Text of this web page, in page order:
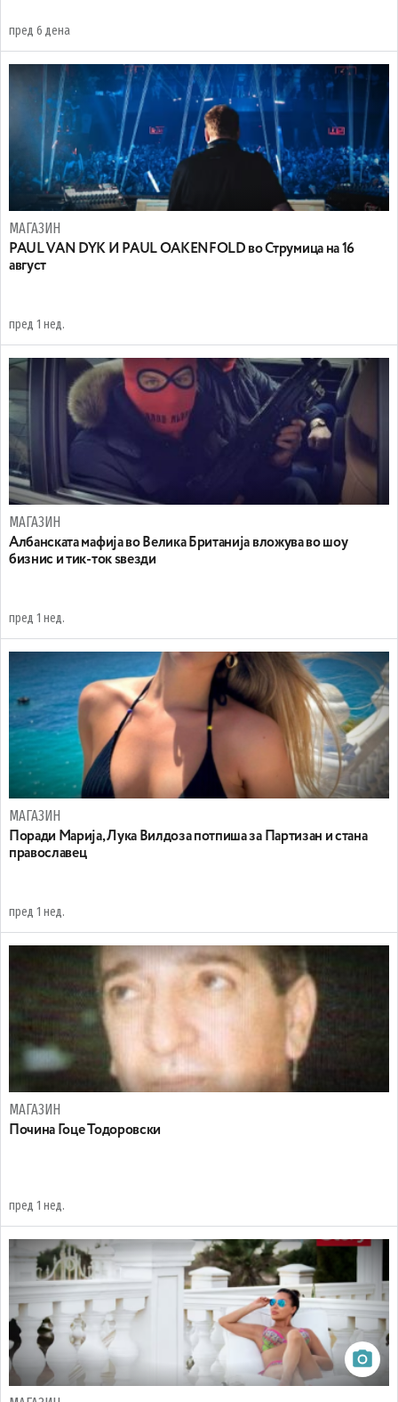
пред 6 дена
МАГАЗИН
PAUL VAN DYK И PAUL OAKENFOLD во Струмица на 16
август
пред 1 нед.
МАГАЗИН
Aлбанската мафија во Велика Британија вложува во шоу
бизнис и тик-ток ѕвезди
пред 1 нед.
МАГАЗИН
Поради Марија, Лука Вилдоза потпиша за Партизан и стана
православец
пред 1 нед.
МАГАЗИН
Почина Гоце Тодоровски
пред 1 нед.